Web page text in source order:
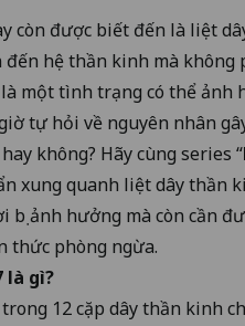
còn được biết đến là liệt
hệ thần kinh mà
một tình trạng có thể
tự hỏi về nguyên nhân
không? Hãy cùng series “
xung quanh liệt dây thần
bị ảnh hưởng mà còn cần
thức phòng ngừa.
là gì?
12 cặp dây thần kinh